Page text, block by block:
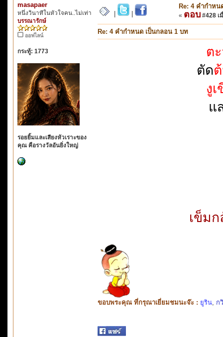
masapaer
หนึ่งวินาทีในหัวใจคน..ไม่เท่า
บรรณารักษ์
ออฟไลน์
กระทู้: 1773
รอยยิ้มและเสียงหัวเราะของ
คุณ คือรางวัลอันยิ่งใหญ่
Re: 4 คำกำห
« ตอบ #428 เ
Re: 4 คำกำหนด เป็นกลอน 1 บท
ต
ตัด
งู
แ
เข็ม
ขอบพระคุณ ที่กรุณาเยี่ยมชมนะจ๊ะ : ยูริน ก